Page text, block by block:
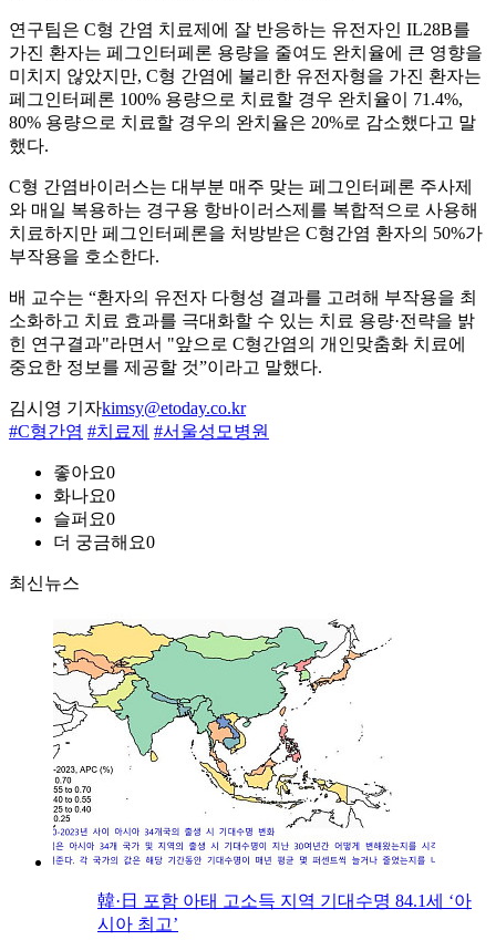
연구팀은 C형 간염 치료제에 잘 반응하는 유전자인 IL28B를
가진 환자는 페그인터페론 용량을 줄여도 완치율에 큰 영향을
미치지 않았지만, C형 간염에 불리한 유전자형을 가진 환자는
페그인터페론 100% 용량으로 치료할 경우 완치율이 71.4%,
80% 용량으로 치료할 경우의 완치율은 20%로 감소했다고 말
했다.
C형 간염바이러스는 대부분 매주 맞는 페그인터페론 주사제
와 매일 복용하는 경구용 항바이러스제를 복합적으로 사용해
치료하지만 페그인터페론을 처방받은 C형간염 환자의 50%가
부작용을 호소한다.
배 교수는 “환자의 유전자 다형성 결과를 고려해 부작용을 최
소화하고 치료 효과를 극대화할 수 있는 치료 용량·전략을 밝
힌 연구결과"라면서 "앞으로 C형간염의 개인맞춤화 치료에
중요한 정보를 제공할 것”이라고 말했다.
김시영 기자kimsy@etoday.co.kr
#C형간염 #치료제 #서울성모병원
좋아요0
화나요0
슬퍼요0
더 궁금해요0
최신뉴스
韓·日 포함 아태 고소득 지역 기대수명 84.1세 ‘아
시아 최고’